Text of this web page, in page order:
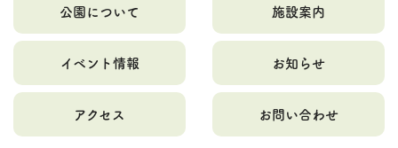
公園について 施設案内
イベント情報 お知らせ
アクセス お問い合わせ